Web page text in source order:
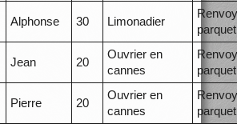
Alphonse 30 Limonadier
parquet
Jean 20
Ouvrier en
cannes
parquet
Pierre 20
Ouvrier en
cannes
parquet